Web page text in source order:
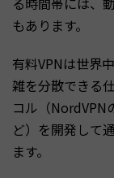
もあります。
有料VPNは世界
雑を分散できる
コル（NordVPN
ど）を開発して
ます。